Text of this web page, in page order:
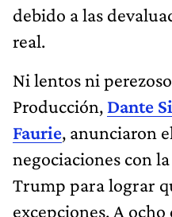
debido a las
real.
Ni lentos ni
Producción, Dante
Faurie, anunciaron
negociaciones con
Trump para lograr
excepciones. A